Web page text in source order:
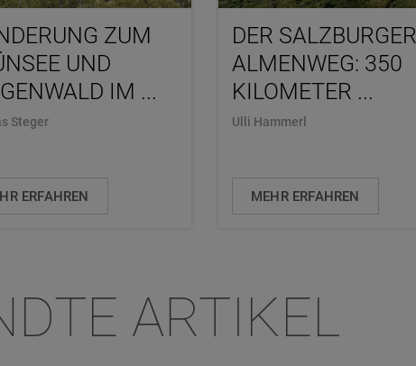
ZUM
UND
IM ...
Steger
ERFAHREN
DER SALZBURGER
ALMENWEG: 350
KILOMETER ...
Ulli Hammerl
MEHR ERFAHREN
ARTIKEL